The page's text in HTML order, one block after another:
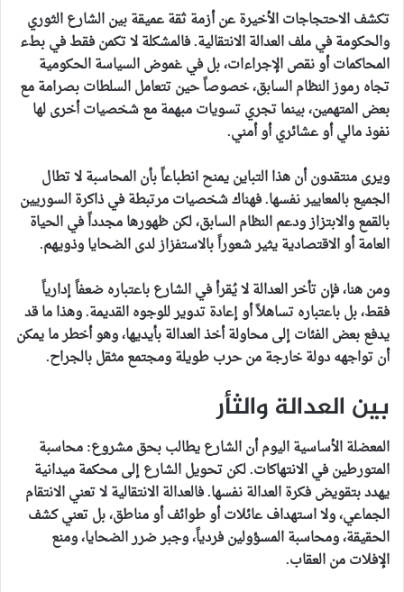
تكشف الاحتجاجات الأخيرة عن أزمة ثقة عميقة بين الشارع الثوري
والحكومة في ملف العدالة الانتقالية. فالمشكلة لا تكمن فقط في بطء
المحاكمات أو نقص الإجراءات، بل في غموض السياسة الحكومية
تجاه رموز النظام السابق، خصوصاً حين تتعامل السلطات بصرامة مع
بعض المتهمين، بينما تجري تسويات مبهمة مع شخصيات أخرى لها
نفوذ مالي أو عشائري أو أمني.
ويرى منتقدون أن هذا التباين يمنح انطباعاً بأن المحاسبة لا تطال
الجميع بالمعايير نفسها. فهناك شخصيات مرتبطة في ذاكرة السوريين
بالقمع والابتزاز ودعم النظام السابق، لكن ظهورها مجدداً في الحياة
العامة أو الاقتصادية يثير شعوراً بالاستفزاز لدى الضحايا وذويهم.
ومن هنا، فإن تأخر العدالة لا يُقرأ في الشارع باعتباره ضعفاً إدارياً
فقط، بل باعتباره تساهلاً أو إعادة تدوير للوجوه القديمة. وهذا ما قد
يدفع بعض الفئات إلى محاولة أخذ العدالة بأيديها، وهو أخطر ما يمكن
أن تواجهه دولة خارجة من حرب طويلة ومجتمع مثقل بالجراح.
بين العدالة والثأر
المعضلة الأساسية اليوم أن الشارع يطالب بحق مشروع: محاسبة
المتورطين في الانتهاكات. لكن تحويل الشارع إلى محكمة ميدانية
يهدد بتقويض فكرة العدالة نفسها. فالعدالة الانتقالية لا تعني الانتقام
الجماعي، ولا استهداف عائلات أو طوائف أو مناطق، بل تعني كشف
الحقيقة، ومحاسبة المسؤولين فردياً، وجبر ضرر الضحايا، ومنع
الإفلات من العقاب.